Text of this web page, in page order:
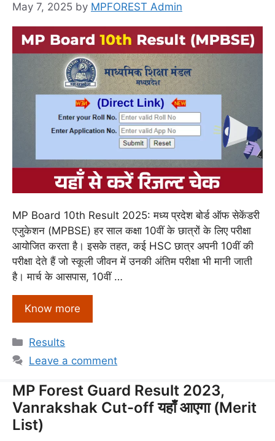
May 7, 2025 by MPFOREST Admin
MP Board 10th Result 2025: मध्य प्रदेश बोर्ड ऑफ सेकेंडरी
एजुकेशन (MPBSE) हर साल कक्षा 10वीं के छात्रों के लिए परीक्षा
आयोजित करता है। इसके तहत, कई HSC छात्र अपनी 10वीं की
परीक्षा देते हैं जो स्कूली जीवन में उनकी अंतिम परीक्षा भी मानी जाती
है। मार्च के आसपास, 10वीं …
Know more
Categories
Results
Leave a comment
MP Forest Guard Result 2023,
Vanrakshak Cut-off यहाँ आएगा (Merit
List)